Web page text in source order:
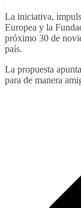
La iniciativa,
Europea y la
próximo 30 de
país.
La propuesta
para de manera